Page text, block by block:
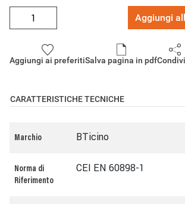
Aggiungi
Aggiungi ai preferitiSalva pagina in pdf
CARATTERISTICHE TECNICHE
Marchio BTicino
Norma di
Riferimento
CEI EN 60898-1